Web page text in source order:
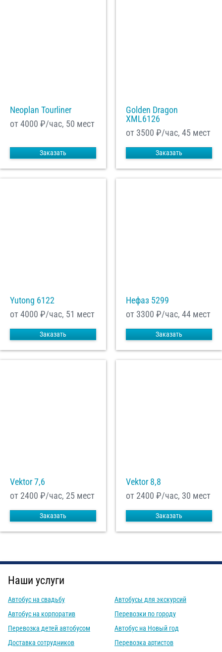
Neoplan Tourliner
от 4000 ₽/час, 50 мест
Заказать
Golden Dragon
XML6126
от 3500 ₽/час, 45 мест
Заказать
Yutong 6122
от 4000 ₽/час, 51 мест
Заказать
Нефаз 5299
от 3300 ₽/час, 44 мест
Заказать
Vektor 7,6
от 2400 ₽/час, 25 мест
Заказать
Vektor 8,8
от 2400 ₽/час, 30 мест
Заказать
Наши услуги
Автобус на свадьбу
Автобус на корпоратив
Перевозка детей автобусом
Доставка сотрудников
Автобусы для экскурсий
Перевозки по городу
Автобус на Новый год
Перевозка артистов